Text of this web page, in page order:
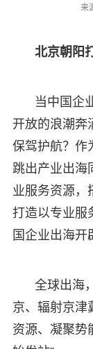
来
北京朝阳
当中国企
开放的浪潮奔
保驾护航？作
跳出产业出海
业服务资源，
打造以专业服
国企业出海开
全球出海
京、辐射京津
资源、凝聚势